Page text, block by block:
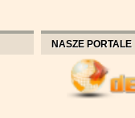
NASZE PORTALE